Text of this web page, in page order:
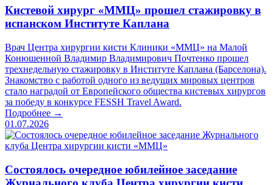
Кистевой хирург «ММЦ» прошел стажировку в
испанском Институте Каплана
Врач Центра хирургии кисти Клиники «ММЦ» на Малой
Конюшенной Владимир Владимирович Почтенко прошел
трехнедельную стажировку в Институте Каплана (Барселона).
Знакомство с работой одного из ведущих мировых центров
стало наградой от Европейского общества кистевых хирургов
за победу в конкурсе FESSH Travel Award.
Подробнее →
01.07.2026
Состоялось очередное юбилейное заседание